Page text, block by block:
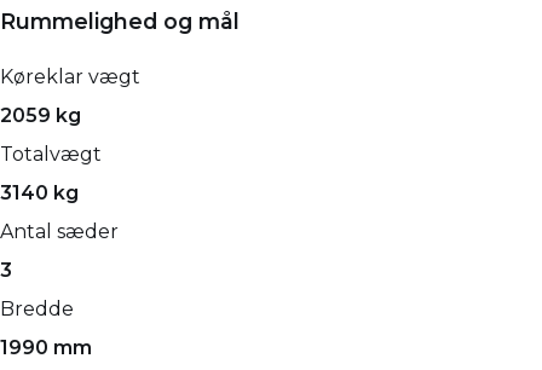
Rummelighed og mål
Køreklar vægt
2059 kg
Totalvægt
3140 kg
Antal sæder
3
Bredde
1990 mm